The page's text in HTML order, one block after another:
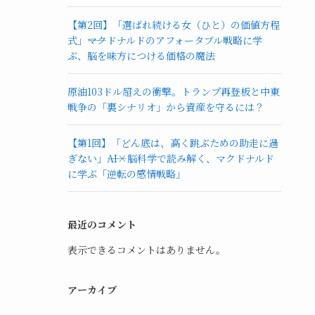
【第2回】「選ばれ続ける女（ひと）の価値方程
式」――マクドナルドのアフォータブル戦略に学
ぶ、脳を味方につける価格の魔法
原油103ドル超えの衝撃。トランプ再登板と中東
戦争の「裏シナリオ」から資産を守るには？
【第1回】「どん底は、高く跳ぶための助走に過
ぎない」――AI×脳科学で読み解く、マクドナルド
に学ぶ「逆転の感情戦略」
最近のコメント
表示できるコメントはありません。
アーカイブ